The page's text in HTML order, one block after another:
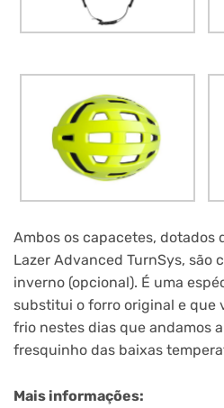
Ambos os capacetes, dotados
Lazer Advanced TurnSys, são
inverno (opcional). É uma
substitui o forro original e que
frio nestes dias que andamos
fresquinho das baixas
Mais informações: